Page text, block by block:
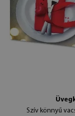
Szív könnyű